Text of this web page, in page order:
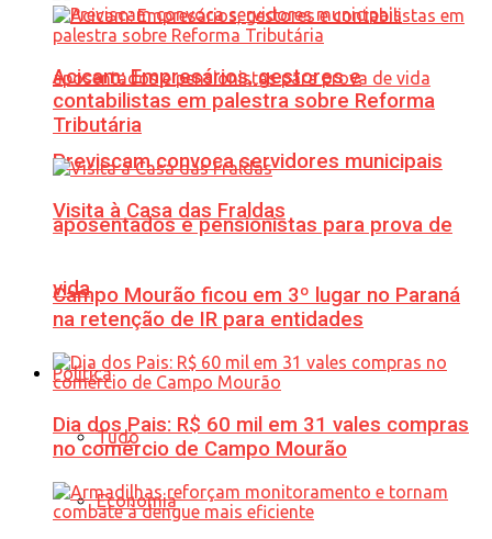
Previscam convoca servidores municipais
aposentados e pensionistas para prova de
vida
Política
Tudo
Economia
Acicam: Empresários, gestores e
contabilistas em palestra sobre Reforma
Tributária
Visita à Casa das Fraldas
Campo Mourão ficou em 3º lugar no Paraná
na retenção de IR para entidades
Dia dos Pais: R$ 60 mil em 31 vales compras
no comércio de Campo Mourão